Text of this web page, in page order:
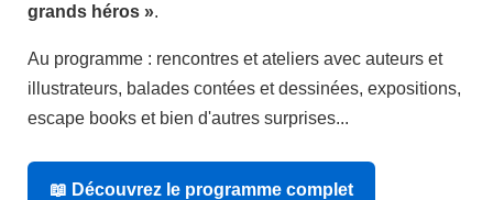
grands héros ».
Au programme : rencontres et ateliers avec auteurs et
illustrateurs, balades contées et dessinées, expositions,
escape books et bien d'autres surprises...
📖 Découvrez le programme complet